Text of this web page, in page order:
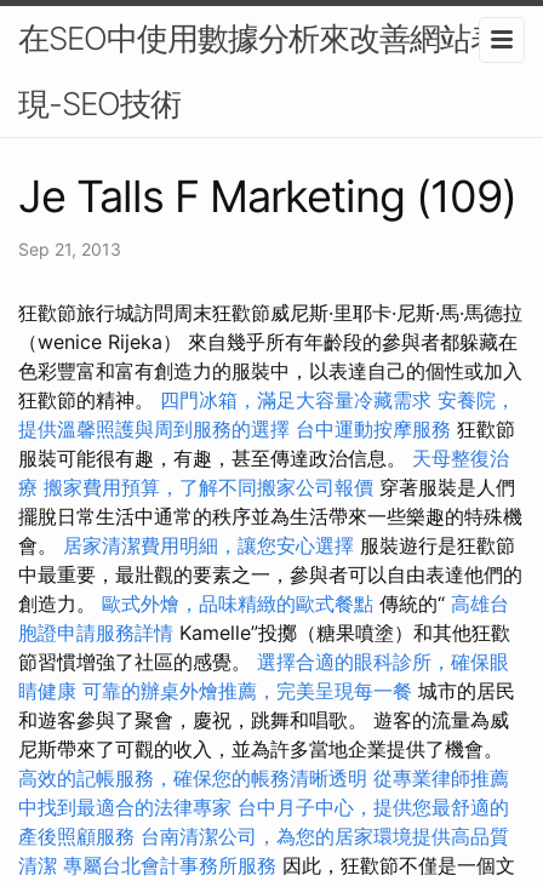
在SEO中使用數據分析來改善網站表
現-SEO技術
Je Talls F Marketing (109)
Sep 21, 2013
狂歡節旅行城訪問周末狂歡節威尼斯·里耶卡·尼斯·馬·馬德拉
（wenice Rijeka） 來自幾乎所有年齡段的參與者都躲藏在
色彩豐富和富有創造力的服裝中，以表達自己的個性或加入
狂歡節的精神。 四門冰箱，滿足大容量冷藏需求 安養院，
提供溫馨照護與周到服務的選擇 台中運動按摩服務 狂歡節
服裝可能很有趣，有趣，甚至傳達政治信息。 天母整復治
療 搬家費用預算，了解不同搬家公司報價 穿著服裝是人們
擺脫日常生活中通常的秩序並為生活帶來一些樂趣的特殊機
會。 居家清潔費用明細，讓您安心選擇 服裝遊行是狂歡節
中最重要，最壯觀的要素之一，參與者可以自由表達他們的
創造力。 歐式外燴，品味精緻的歐式餐點 傳統的“ 高雄台
胞證申請服務詳情 Kamelle”投擲（糖果噴塗）和其他狂歡
節習慣增強了社區的感覺。 選擇合適的眼科診所，確保眼
睛健康 可靠的辦桌外燴推薦，完美呈現每一餐 城市的居民
和遊客參與了聚會，慶祝，跳舞和唱歌。 遊客的流量為威
尼斯帶來了可觀的收入，並為許多當地企業提供了機會。
高效的記帳服務，確保您的帳務清晰透明 從專業律師推薦
中找到最適合的法律專家 台中月子中心，提供您最舒適的
產後照顧服務 台南清潔公司，為您的居家環境提供高品質
清潔 專屬台北會計事務所服務 因此，狂歡節不僅是一個文